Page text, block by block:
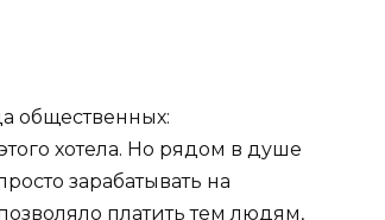
общественных:
хотела. Но рядом в душе
зарабатывать на
платить тем людям,